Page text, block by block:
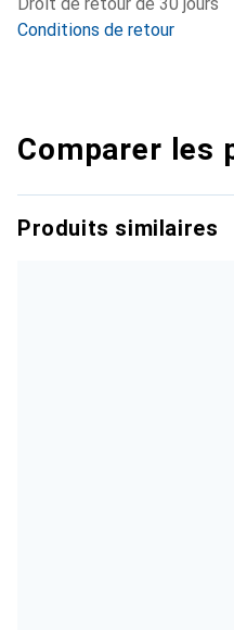
Conditions de retour
Comparer les
Produits similaires